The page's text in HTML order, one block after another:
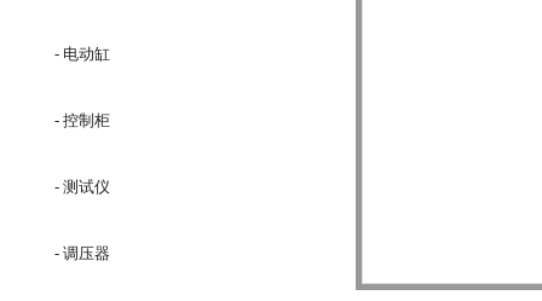
- 电动缸
- 控制柜
- 测试仪
- 调压器